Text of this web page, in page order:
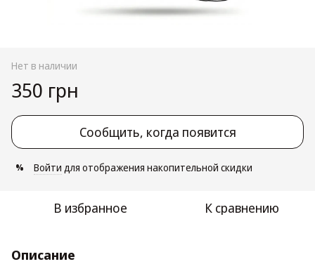
Нет в наличии
350 грн
Сообщить, когда появится
% Войти для отображения накопительной скидки
В избранное К сравнению
Описание